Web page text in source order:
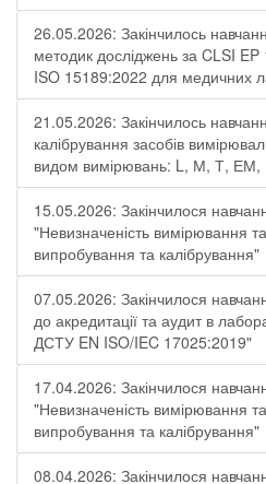
26.05.2026: Закінчилось
методик досліджень за CLSI EP
ISO 15189:2022 для медичних
21.05.2026: Закінчилось
калібрування засобів
видом вимірювань: L, М, Т, ЕМ,
15.05.2026: Закінчилося
"Невизначеність вимірювання
випробування та калібрування"
07.05.2026: Закінчилося
до акредитації та аудит в
ДСТУ EN ISO/IEC 17025:2019"
17.04.2026: Закінчилося
"Невизначеність вимірювання
випробування та калібрування"
08.04.2026: Закінчилося